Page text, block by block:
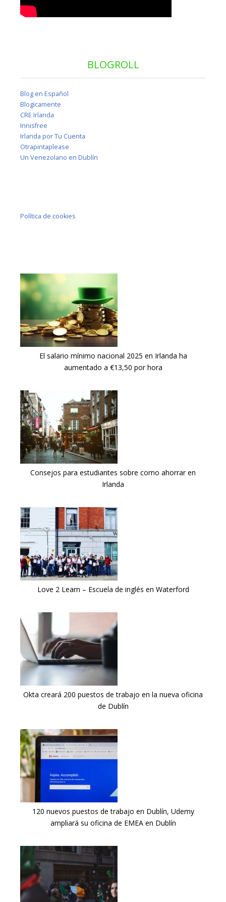
BLOGROLL
Blog en Español
Blogicamente
CRE Irlanda
Innisfree
Irlanda por Tu Cuenta
Otrapintaplease
Un Venezolano en Dublín
Política de cookies
El salario mínimo nacional 2025 en Irlanda ha
aumentado a €13,50 por hora
Consejos para estudiantes sobre como ahorrar en
Irlanda
Love 2 Learn – Escuela de inglés en Waterford
Okta creará 200 puestos de trabajo en la nueva oficina
de Dublín
120 nuevos puestos de trabajo en Dublín, Udemy
ampliará su oficina de EMEA en Dublín